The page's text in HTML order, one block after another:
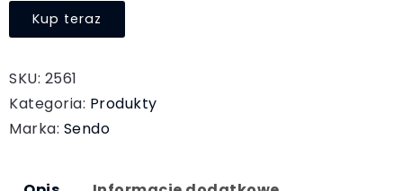
Kup teraz
SKU: 2561
Kategoria: Produkty
Marka: Sendo